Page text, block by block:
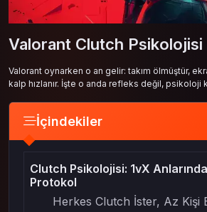
Valorant Clutch Psikolojisi
Valorant oynarken o an gelir: takım ölmüştür,
kalp hızlanır. İşte o anda refleks değil, psikoloji
İçindekiler
Clutch Psikolojisi: 1vX
Protokol
Herkes Clutch İster, Az Kişi